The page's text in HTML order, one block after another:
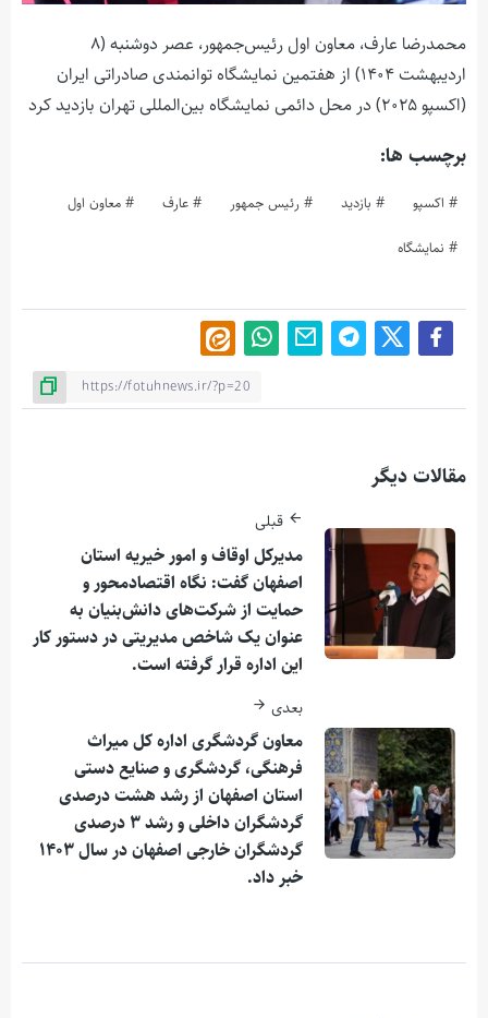
محمدرضا عارف، معاون اول رئیس‌جمهور، عصر دوشنبه (۸
اردیبهشت ۱۴۰۴) از هفتمین نمایشگاه توانمندی صادراتی ایران
(اکسپو ۲۰۲۵) در محل دائمی نمایشگاه بین‌المللی تهران بازدید کرد
برچسب ها:
اکسپو بازدید رئیس جمهور عارف معاون اول
نمایشگاه
مقالات دیگر
قبلی
مدیرکل اوقاف و امور خیریه استان
اصفهان گفت: نگاه اقتصادمحور و
حمایت از شرکت‌های دانش‌بنیان به
عنوان یک شاخص مدیریتی در دستور کار
این اداره قرار گرفته است.
بعدی
معاون گردشگری اداره کل میراث
فرهنگی، گردشگری و صنایع دستی
استان اصفهان از رشد هشت درصدی
گردشگران داخلی و رشد ۳ درصدی
گردشگران خارجی اصفهان در سال ۱۴۰۳
خبر داد.